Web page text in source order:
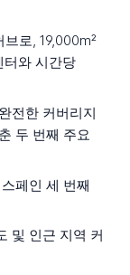
로, 19,000m²
터와 시간당
전한 커버리지
두 번째 주요
페인 세 번째
및 인근 지역 커